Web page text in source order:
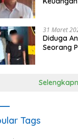
31 Maret
Diduga
Seorang
Tags